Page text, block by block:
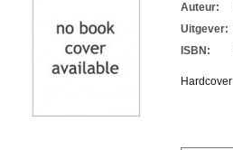
Auteur:
Uitgever:
ISBN:
Hardcover